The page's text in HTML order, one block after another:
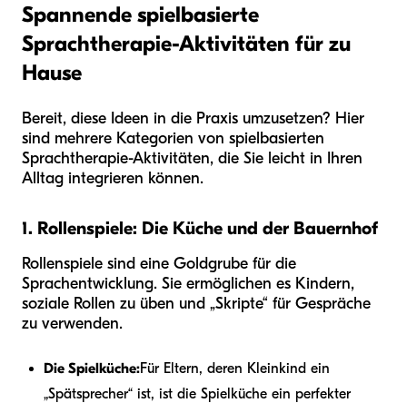
Spannende spielbasierte
Sprachtherapie-Aktivitäten für zu
Hause
Bereit, diese Ideen in die Praxis umzusetzen? Hier
sind mehrere Kategorien von spielbasierten
Sprachtherapie-Aktivitäten, die Sie leicht in Ihren
Alltag integrieren können.
1. Rollenspiele: Die Küche und der Bauernhof
Rollenspiele sind eine Goldgrube für die
Sprachentwicklung. Sie ermöglichen es Kindern,
soziale Rollen zu üben und „Skripte“ für Gespräche
zu verwenden.
Die Spielküche:Für Eltern, deren Kleinkind ein
„Spätsprecher“ ist, ist die Spielküche ein perfekter